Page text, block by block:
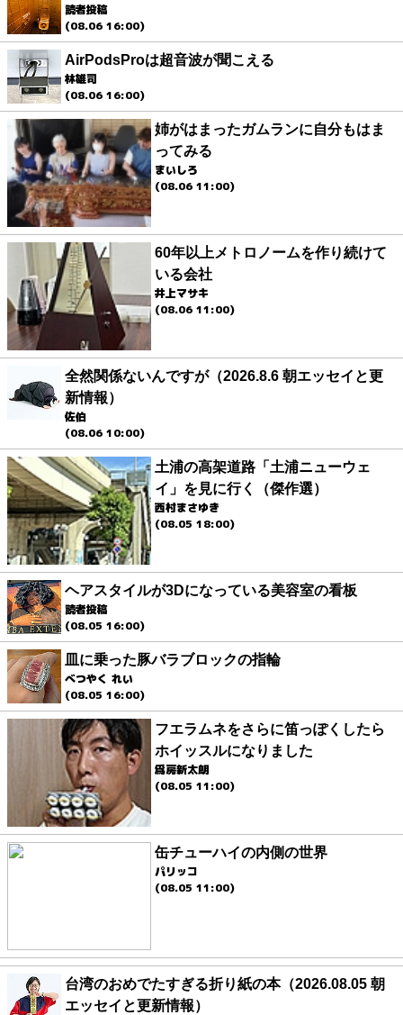
読者投稿
(08.06 16:00)
AirPodsProは超音波が聞こえる
林雄司
(08.06 16:00)
姉がはまったガムランに自分もはま
ってみる
まいしろ
(08.06 11:00)
60年以上メトロノームを作り続けて
いる会社
井上マサキ
(08.06 11:00)
全然関係ないんですが（2026.8.6 朝エッセイと更
新情報）
佐伯
(08.06 10:00)
土浦の高架道路「土浦ニューウェ
イ」を見に行く（傑作選）
西村まさゆき
(08.05 18:00)
ヘアスタイルが3Dになっている美容室の看板
読者投稿
(08.05 16:00)
皿に乗った豚バラブロックの指輪
べつやく れい
(08.05 16:00)
フエラムネをさらに笛っぽくしたら
ホイッスルになりました
爲房新太朗
(08.05 11:00)
缶チューハイの内側の世界
パリッコ
(08.05 11:00)
台湾のおめでたすぎる折り紙の本（2026.08.05 朝
エッセイと更新情報）